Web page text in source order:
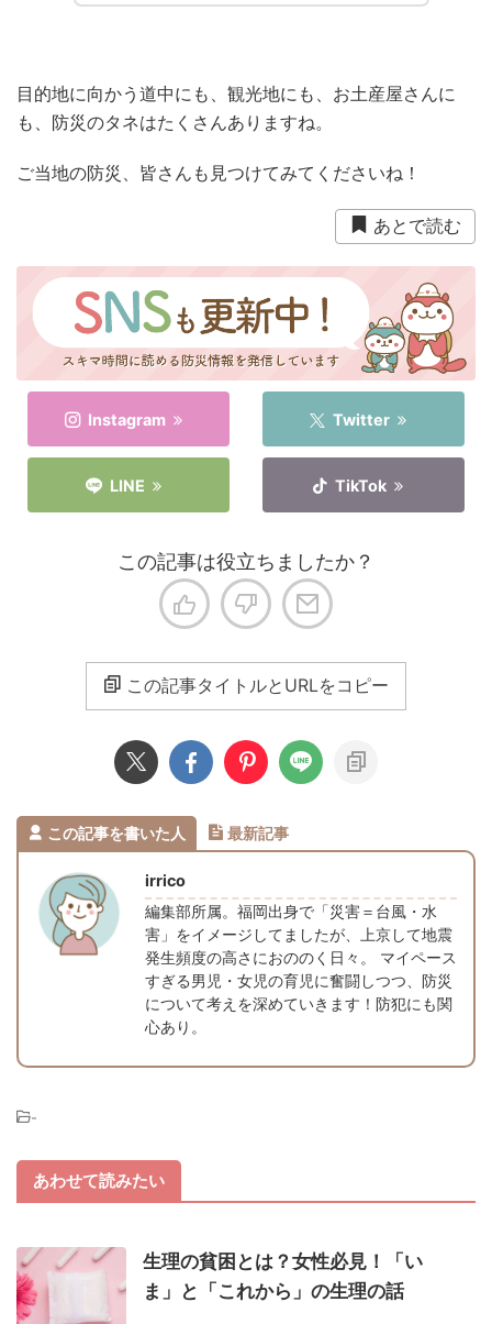
目的地に向かう道中にも、観光地にも、お土産屋さんに
も、防災のタネはたくさんありますね。
ご当地の防災、皆さんも見つけてみてくださいね！
あとで読む
Instagram Twitter
LINE TikTok
この記事は役立ちましたか？
この記事タイトルとURLをコピー
この記事を書いた人 最新記事
irrico
編集部所属。福岡出身で「災害＝台風・水
害」をイメージしてましたが、上京して地震
発生頻度の高さにおののく日々。 マイペース
すぎる男児・女児の育児に奮闘しつつ、防災
について考えを深めていきます！防犯にも関
心あり。
-
あわせて読みたい
生理の貧困とは？女性必見！「い
ま」と「これから」の生理の話